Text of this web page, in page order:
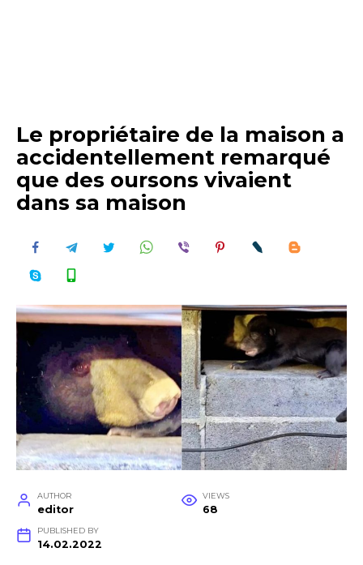
Le propriétaire de la maison a
accidentellement remarqué
que des oursons vivaient
dans sa maison
AUTHOR
editor
VIEWS
68
PUBLISHED BY
14.02.2022